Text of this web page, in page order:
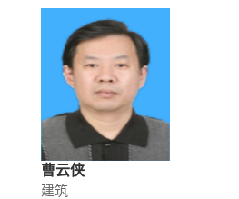
曹云侠
建筑